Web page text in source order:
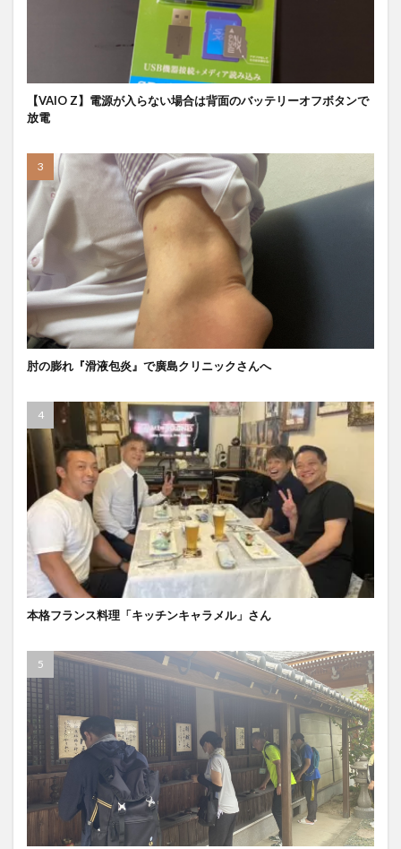
【VAIO Z】電源が入らない場合は背面のバッテリーオフボタンで
放電
肘の膨れ『滑液包炎』で廣島クリニックさんへ
本格フランス料理「キッチンキャラメル」さん